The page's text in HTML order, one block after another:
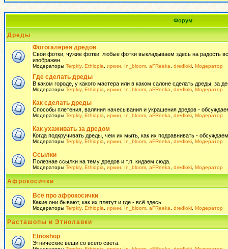
Форум
Дреды
Фотогалерея дредов
Свои фотки, чужие фотки, любые фотки выкладываем здесь на радость
изображен.
Модераторы Terpkiy, Ethiopia иркин In_bloom aFReeka dredloki Модератор
Где сделать дреды
В каком городе, у какого мастера или в каком салоне сделать дреды, за
Модераторы Terpkiy, Ethiopia иркин In_bloom aFReeka dredloki Модератор
Как сделать дреды
Способы плетения, валяния начесывания и украшения дредов -
Модераторы Terpkiy, Ethiopia иркин In_bloom aFReeka dredloki Модератор
Как ухаживать за дредом
Когда подкручивать дреды, чем их мыть, как их подравнивать - обсуждаем
Модераторы Terpkiy, Ethiopia иркин In_bloom aFReeka dredloki Модератор
Ссылки
Полезнае ссылки на тему дредов и т.п. кидаем сюда.
Модераторы Terpkiy, Ethiopia иркин In_bloom aFReeka dredloki Модератор
Афрокосички
Всё про афрокосички
Какие они бывают, как их плетут и где - всё здесь.
Модераторы Terpkiy, Ethiopia иркин In_bloom aFReeka dredloki Модератор
Расташопы и Этнолавки
Etnoshop
Этнические вещи со всего света.